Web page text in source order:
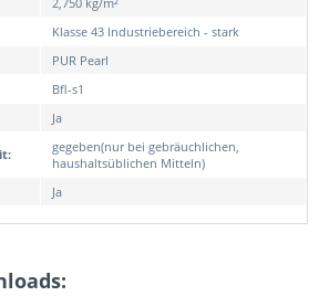
Klasse 43 Industriebereich - stark
PUR Pearl
Bfl-s1
Ja
gegeben(nur bei gebräuchlichen,
haushaltsüblichen Mitteln)
Ja